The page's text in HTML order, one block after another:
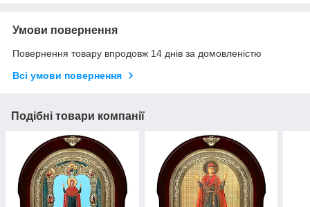
Умови повернення
Повернення товару впродовж 14 днів за домовленістю
Всі умови повернення
Подібні товари компанії